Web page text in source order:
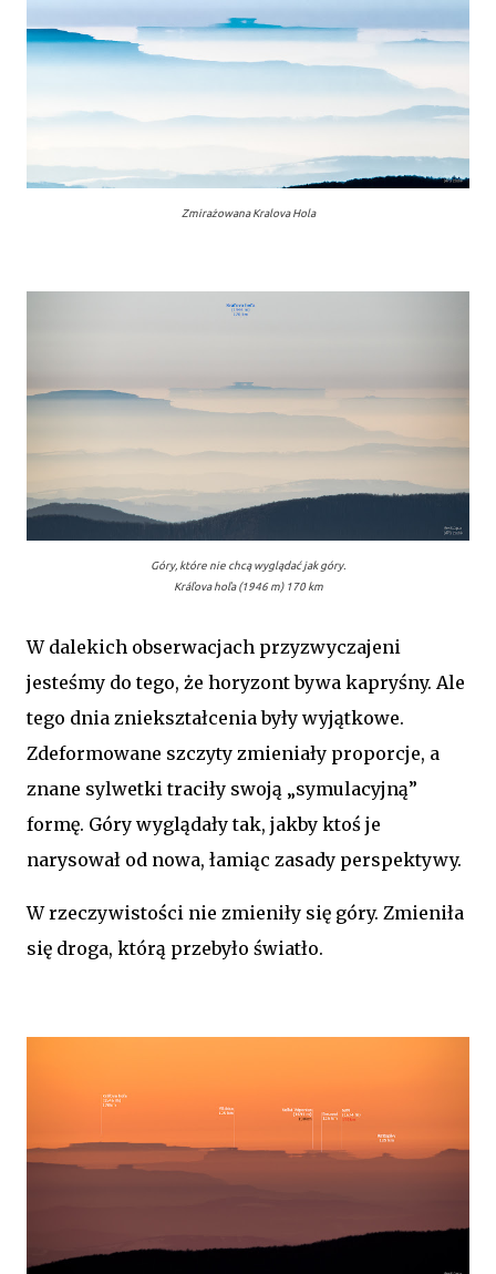
Zmirażowana Kralova Hola
Góry, które nie chcą wyglądać jak góry.
Kráľova hoľa (1946 m) 170 km
W dalekich obserwacjach przyzwyczajeni
jesteśmy do tego, że horyzont bywa kapryśny. Ale
tego dnia zniekształcenia były wyjątkowe.
Zdeformowane szczyty zmieniały proporcje, a
znane sylwetki traciły swoją „symulacyjną”
formę. Góry wyglądały tak, jakby ktoś je
narysował od nowa, łamiąc zasady perspektywy.
W rzeczywistości nie zmieniły się góry. Zmieniła
się droga, którą przebyło światło.